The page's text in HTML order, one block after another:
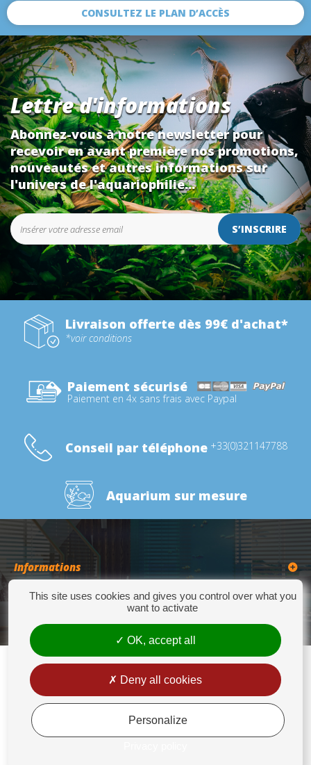
CONSULTEZ LE PLAN D’ACCÈS
Lettre d'informations
Abonnez-vous à notre newsletter pour
recevoir en avant première nos promotions,
nouveautés et autres informations sur
l'univers de l'aquariophilie...
S’INSCRIRE
Livraison offerte dès 99€ d'achat*
*voir conditions
Paiement sécurisé
Paiement en 4x sans frais avec Paypal
Conseil par téléphone +33(0)321147788
Aquarium sur mesure
Informations
Catégories
276 Quater Route de la Bassée - 62300 LENS - Tél : +33(0)3 21 14 77 88 - Fax:
+33(0)3 21 14 77 89 - europrix@wanadoo.fr
Mentions légales
This site uses cookies and gives you control over what you
want to activate
OK, accept all
Deny all cookies
Personalize